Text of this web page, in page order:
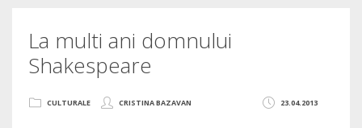
La multi ani domnului
Shakespeare
23.04.2013
CULTURALE CRISTINA BAZAVAN